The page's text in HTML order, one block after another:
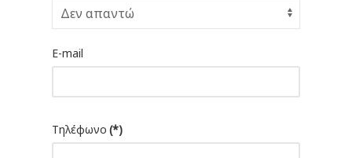
E-mail
Τηλέφωνο (*)